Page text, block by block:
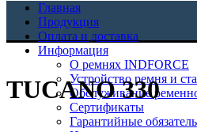
Главная
Продукция
Оплата и доставка
Информация
О ремнях INDFORCE
Устройство ремня и
Обслуживание
Сертификаты
Гарантийные
TUCANO 330